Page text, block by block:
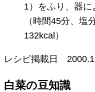
1）をふり、器に
（時間45分、塩
132kcal）
レシピ掲載日
白菜の豆知識